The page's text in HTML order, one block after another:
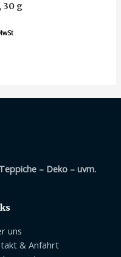
30 g
– Deko – uvm.
uns
& Anfahrt